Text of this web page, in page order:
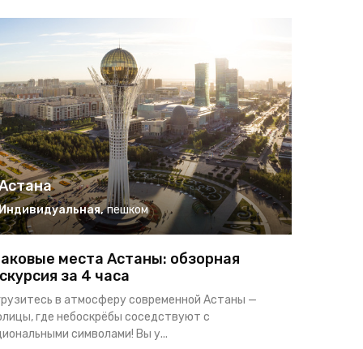
, пешком
места Астаны: обзорная
за 4 часа
в атмосферу современной Астаны —
где небоскрёбы соседствуют с
символами! Вы у...